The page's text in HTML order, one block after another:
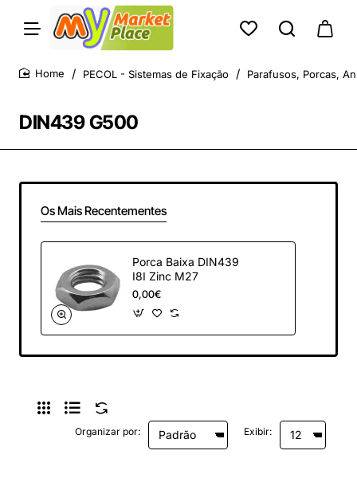
DIN439 G500
PECOL - Sistemas de Fixação Parafusos, Porcas,
Os Mais Recentementes
Porca Baixa DIN439
I8I Zinc M27
0,00€
Organizar por: Exibir: